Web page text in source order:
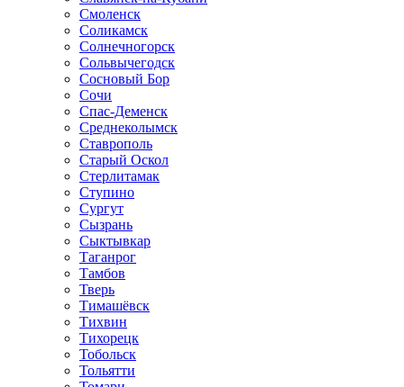
Смоленск
Соликамск
Солнечногорск
Сольвычегодск
Сосновый Бор
Сочи
Спас-Деменск
Среднеколымск
Ставрополь
Старый Оскол
Стерлитамак
Ступино
Сургут
Сызрань
Сыктывкар
Таганрог
Тамбов
Тверь
Тимашёвск
Тихвин
Тихорецк
Тобольск
Тольятти